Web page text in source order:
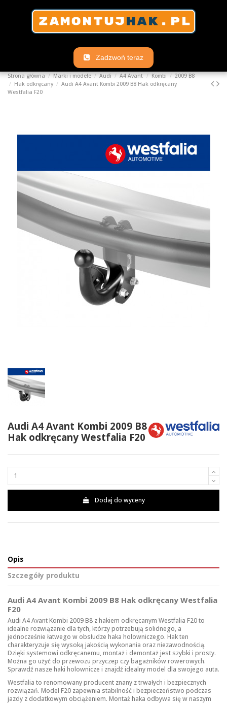
Zadzwoń teraz
Strona główna Marki i modele Audi A4 Avant Kombi
2009 B8
Hak odkręcany
Audi A4 Avant Kombi 2009 B8 Hak odkręcany
Westfalia F20
Audi A4 Avant Kombi 2009 B8
Hak odkręcany Westfalia F20
Dodaj do wyceny
Opis
Szczegóły produktu
Audi A4 Avant Kombi 2009 B8 Hak odkręcany Westfalia
F20
Audi A4 Avant Kombi 2009 B8 z hakiem odkręcanym Westfalia F20 to
idealne rozwiązanie dla tych, którzy potrzebują solidnego, a
jednocześnie łatwego w obsłudze haka holowniczego. Hak ten
charakteryzuje się wysoką jakością wykonania oraz niezawodnością.
Dzięki systemowi odkręcanemu, montaż i demontaż jest szybki i prosty.
Można go użyć do przewozu przyczep czy bagażników rowerowych.
Sprawdź nasze haki holownicze i znajdź idealny model dla swojego auta.
Westfalia to renomowany producent znany z trwałych i bezpiecznych
rozwiązań. Model F20 zapewnia stabilność i bezpieczeństwo podczas
jazdy z dodatkowym obciążeniem. Montaż haka odbywa się w naszym